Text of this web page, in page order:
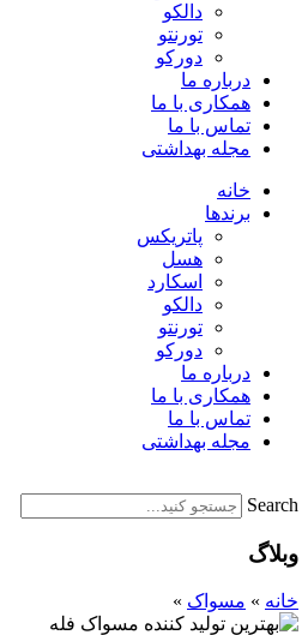
دالکو
تورنتو
دورکو
درباره ما
همکاری با ما
تماس با ما
مجله بهداشتی
خانه
برندها
پاتریکس
هسل
اسکارد
دالکو
تورنتو
دورکو
درباره ما
همکاری با ما
تماس با ما
مجله بهداشتی
Search
وبلاگ
خانه » مسواک »